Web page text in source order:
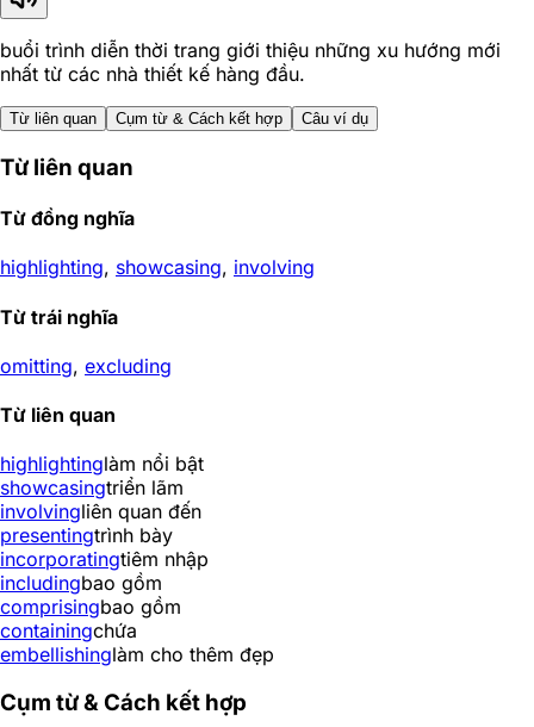
buổi trình diễn thời trang giới thiệu những xu hướng mới
nhất từ các nhà thiết kế hàng đầu.
Từ liên quan Cụm từ & Cách kết hợp Câu ví dụ
Từ liên quan
Từ đồng nghĩa
highlighting, showcasing, involving
Từ trái nghĩa
omitting, excluding
Từ liên quan
highlightinglàm nổi bật
showcasingtriển lãm
involvingliên quan đến
presentingtrình bày
incorporatingtiêm nhập
includingbao gồm
comprisingbao gồm
containingchứa
embellishinglàm cho thêm đẹp
Cụm từ & Cách kết hợp